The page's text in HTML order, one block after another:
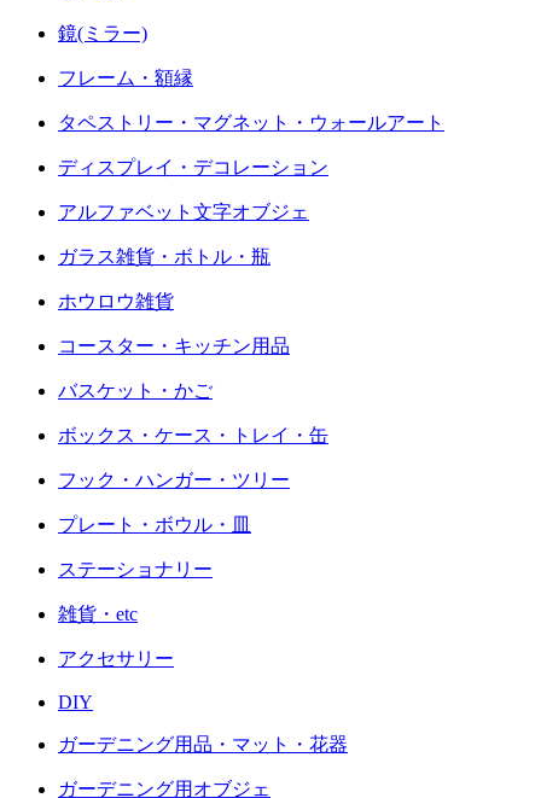
鏡(ミラー)
フレーム・額縁
タペストリー・マグネット・ウォールアート
ディスプレイ・デコレーション
アルファベット文字オブジェ
ガラス雑貨・ボトル・瓶
ホウロウ雑貨
コースター・キッチン用品
バスケット・かご
ボックス・ケース・トレイ・缶
フック・ハンガー・ツリー
プレート・ボウル・皿
ステーショナリー
雑貨・etc
アクセサリー
DIY
ガーデニング用品・マット・花器
ガーデニング用オブジェ